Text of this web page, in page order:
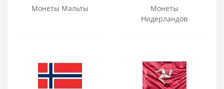
Монеты Мальты
Монеты
Нидерландов